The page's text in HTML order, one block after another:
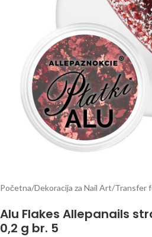
Početna/Dekoracija za Nail Art/Transfer
Alu Flakes Allepanails
0,2 g br. 5